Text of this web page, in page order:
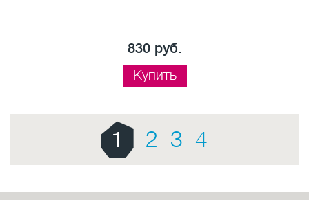
830 руб.
Купить
1 2 3 4